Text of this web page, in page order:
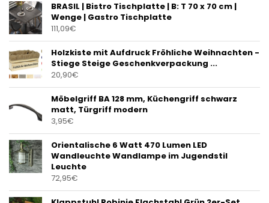
BRASIL | Bistro Tischplatte | B: T 70 x 70 cm |
Wenge | Gastro Tischplatte
111,09€
Holzkiste mit Aufdruck Fröhliche Weihnachten -
Stiege Steige Geschenkverpackung ...
20,90€
Möbelgriff BA 128 mm, Küchengriff schwarz
matt, Türgriff modern
3,95€
Orientalische 6 Watt 470 Lumen LED
Wandleuchte Wandlampe im Jugendstil
Leuchte
72,95€